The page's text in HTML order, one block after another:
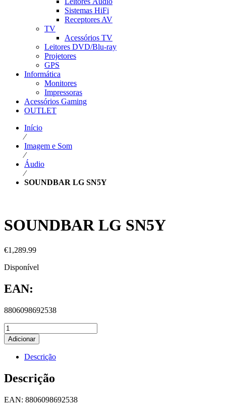
Sistemas HiFi
Receptores AV
TV
Acessórios TV
Leitores DVD/Blu-ray
Projetores
GPS
Informática
Monitores
Impressoras
Acessórios Gaming
OUTLET
Início
⁄
Imagem e Som
⁄
Áudio
⁄
SOUNDBAR LG SN5Y
SOUNDBAR LG SN5Y
€1,289.99
Disponível
EAN:
8806098692538
Adicionar
Descrição
Descrição
EAN: 8806098692538